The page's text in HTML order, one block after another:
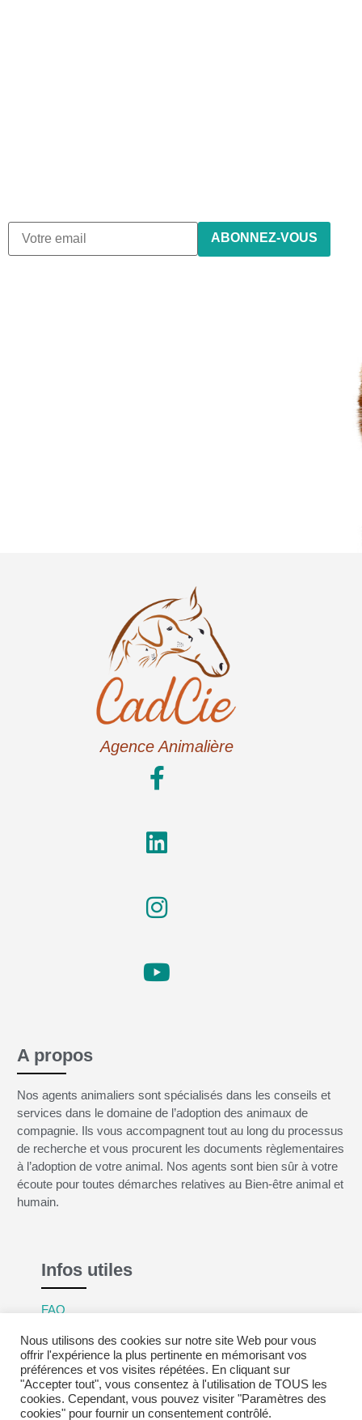
Agence Animalière
A propos
Nos agents animaliers sont spécialisés dans les conseils et
services dans le domaine de l’adoption des animaux de
compagnie. Ils vous accompagnent tout au long du processus
de recherche et vous procurent les documents règlementaires
à l’adoption de votre animal. Nos agents sont bien sûr à votre
écoute pour toutes démarches relatives au Bien-être animal et
humain.
Infos utiles
FAQ
Politique de confidentialité
CGV
Nous utilisons des cookies sur notre site Web pour vous
offrir l'expérience la plus pertinente en mémorisant vos
préférences et vos visites répétées. En cliquant sur
"Accepter tout", vous consentez à l'utilisation de TOUS les
cookies. Cependant, vous pouvez visiter "Paramètres des
cookies" pour fournir un consentement contrôlé.